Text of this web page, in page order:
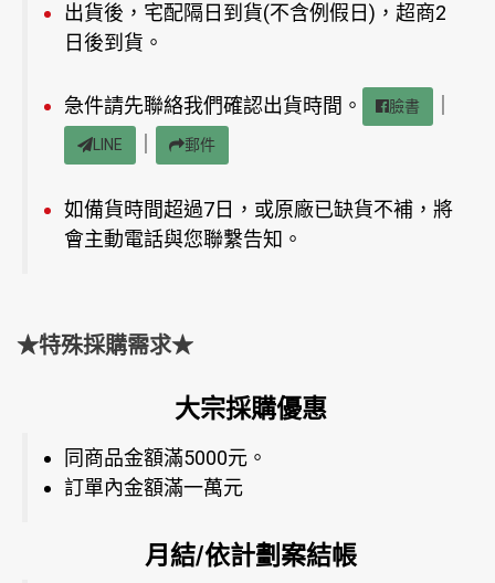
出貨後，宅配隔日到貨(不含例假日)，超商2
日後到貨。
急件請先聯絡我們確認出貨時間。 臉書
LINE 郵件
如備貨時間超過7日，或原廠已缺貨不補，將
會主動電話與您聯繫告知。
★特殊採購需求★
大宗採購優惠
同商品金額滿5000元。
訂單內金額滿一萬元
月結/依計劃案結帳